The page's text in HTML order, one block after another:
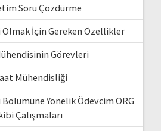
Soru Çözdürme
İçin Gereken Özellikler
Görevleri
Mühendisliği
Yönelik Ödevcim ORG
Çalışmaları